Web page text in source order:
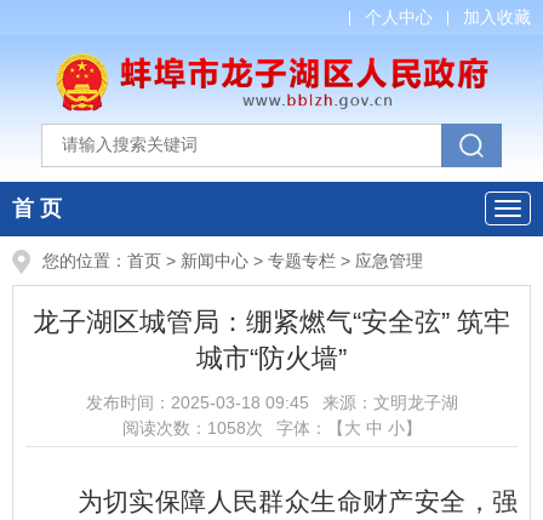
个人中心 加入收藏
首 页
您的位置： 首页 > 新闻中心 > 专题专栏 > 应急管理
龙子湖区城管局：绷紧燃气“安全弦” 筑牢
城市“防火墙”
发布时间： 2025-03-18 09:45 来源： 文明龙子湖
阅读次数： 1058次 字体：【大 中 小】
为切实保障人民群众生命财产安全，强